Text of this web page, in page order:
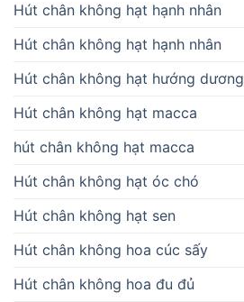
Hút chân không hạt hạnh nhân
Hút chân không hạt hạnh nhân
Hút chân không hạt hướng dương
Hút chân không hạt macca
hút chân không hạt macca
Hút chân không hạt óc chó
Hút chân không hạt sen
Hút chân không hoa cúc sấy
Hút chân không hoa đu đủ